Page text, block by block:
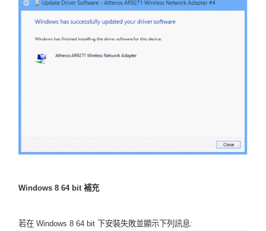
Windows 8 64 bit 補充
若在 Windows 8 64 bit 下安裝失敗並顯示下列訊息: